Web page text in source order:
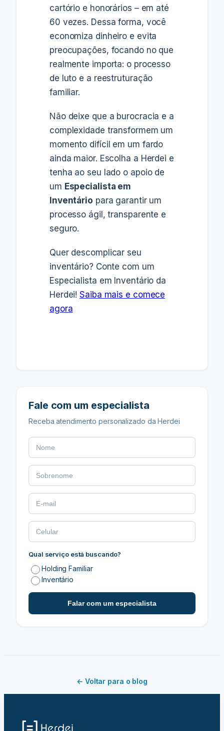
cartório e honorários – em até
60 vezes. Dessa forma, você
economiza dinheiro e evita
preocupações, focando no que
realmente importa: o processo
de luto e a reestruturação
familiar.
Não deixe que a burocracia e a
complexidade transformem um
momento difícil em um fardo
ainda maior. Escolha a Herdei e
tenha ao seu lado o apoio de
um Especialista em
Inventário para garantir um
processo ágil, transparente e
seguro.
Quer descomplicar seu
inventário? Conte com um
Especialista em Inventário da
Herdei!Saiba mais e comece
agora
Fale com um especialista
Receba atendimento personalizado da Herdei
Qual serviço está buscando?
Holding Familiar
Inventário
Falar com um especialista
← Voltar para o blog